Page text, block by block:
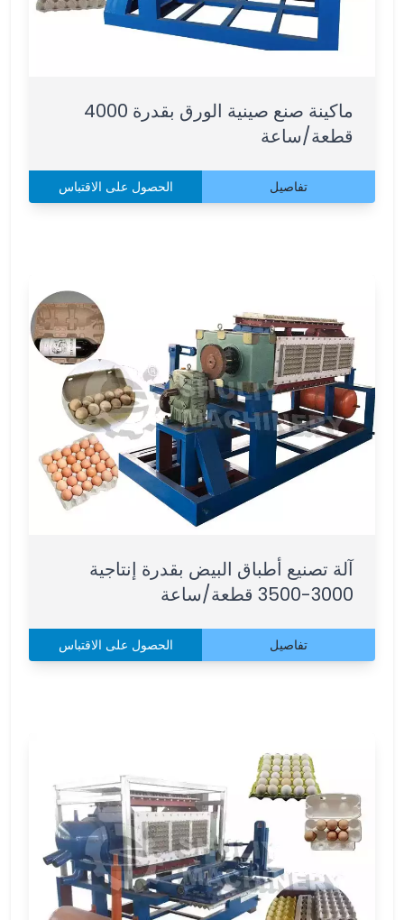
ماكينة صنع صينية الورق بقدرة 4000
قطعة/ساعة
تفاصيل الحصول على الاقتباس
آلة تصنيع أطباق البيض بقدرة إنتاجية
3000-3500 قطعة/ساعة
تفاصيل الحصول على الاقتباس